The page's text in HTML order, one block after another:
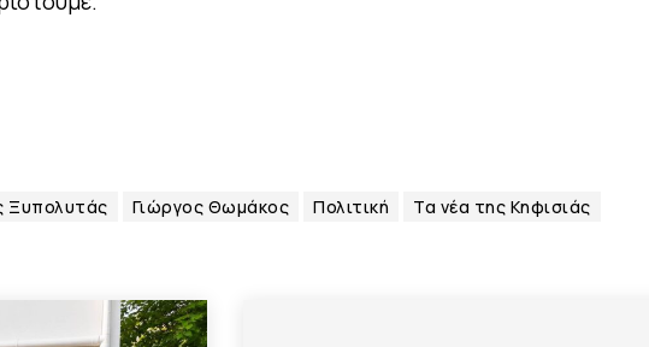
Ξυπολυτάς Γιώργος Θωμάκος Πολιτική Τα νέα της Κηφισιάς